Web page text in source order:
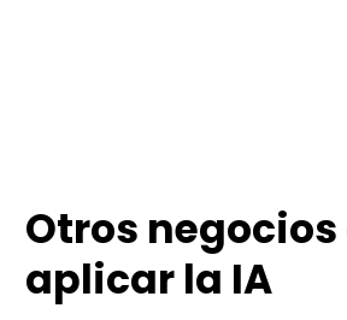
Otros
aplicar la IA